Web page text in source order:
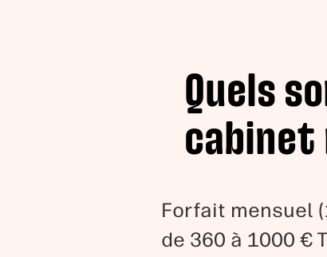
Quels
cabinet
Forfait mensuel
de 360 à 1000 €